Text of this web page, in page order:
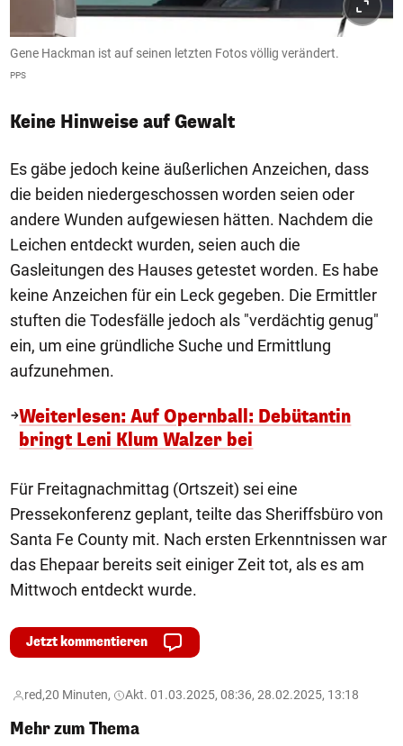
Gene Hackman ist auf seinen letzten Fotos völlig verändert.
PPS
Keine Hinweise auf Gewalt
Es gäbe jedoch keine äußerlichen Anzeichen, dass
die beiden niedergeschossen worden seien oder
andere Wunden aufgewiesen hätten. Nachdem die
Leichen entdeckt wurden, seien auch die
Gasleitungen des Hauses getestet worden. Es habe
keine Anzeichen für ein Leck gegeben. Die Ermittler
stuften die Todesfälle jedoch als "verdächtig genug"
ein, um eine gründliche Suche und Ermittlung
aufzunehmen.
Weiterlesen: Auf Opernball: Debütantin
bringt Leni Klum Walzer bei
Für Freitagnachmittag (Ortszeit) sei eine
Pressekonferenz geplant, teilte das Sheriffsbüro von
Santa Fe County mit. Nach ersten Erkenntnissen war
das Ehepaar bereits seit einiger Zeit tot, als es am
Mittwoch entdeckt wurde.
Jetzt kommentieren
red,20 Minuten, Akt. 01.03.2025, 08:36, 28.02.2025, 13:18
Mehr zum Thema